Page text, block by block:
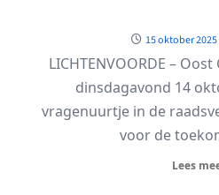
15 oktober 2025
LICHTENVOORDE –
dinsdagavond 14
vragenuurtje in de
voor de
Lees